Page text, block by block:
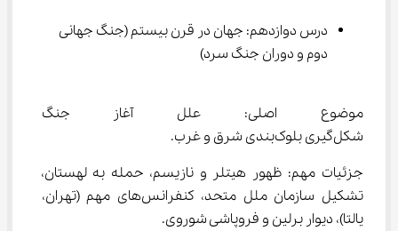
درس دوازدهم: جهان در قرن بیستم (جنگ جهانی
دوم و دوران جنگ سرد)
موضوع اصلی: علل آغاز جنگ
شکل‌گیری بلوک‌بندی شرق و غرب.
جزئیات مهم: ظهور هیتلر و نازیسم، حمله به لهستان،
تشکیل سازمان ملل متحد، کنفرانس‌های مهم (تهران،
یالتا)، دیوار برلین و فروپاشی شوروی.